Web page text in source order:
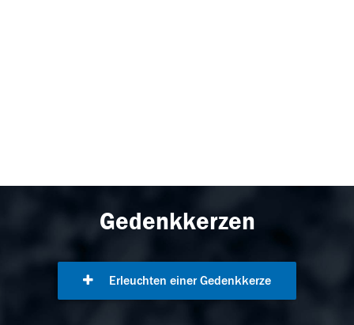
Gedenkkerzen
Erleuchten einer Gedenkkerze